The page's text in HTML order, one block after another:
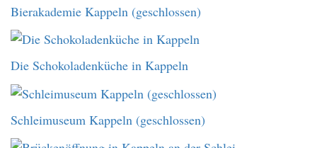
Bierakademie Kappeln (geschlossen)
Die Schokoladenküche in Kappeln
Schleimuseum Kappeln (geschlossen)